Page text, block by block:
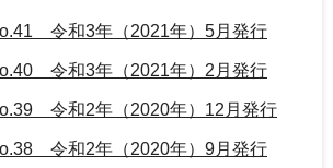
令和3年（2021年）5月発行
令和3年（2021年）2月発行
令和2年（2020年）12月発行
令和2年（2020年）9月発行